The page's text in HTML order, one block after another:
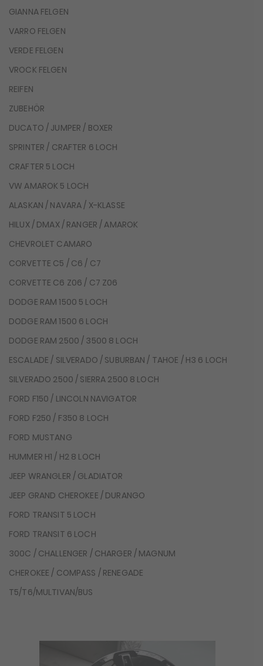
GIANNA FELGEN
VARRO FELGEN
VERDE FELGEN
VROCK FELGEN
REIFEN
ZUBEHÖR
DUCATO / JUMPER / BOXER
SPRINTER / CRAFTER 6 LOCH
CRAFTER 5 LOCH
VW AMAROK 5 LOCH
ALASKAN / NAVARA / X-KLASSE
HILUX / DMAX / RANGER / AMAROK
CHEVROLET CAMARO
CORVETTE C5 / C6 / C7
CORVETTE C6 Z06 / C7 Z06
DODGE RAM 1500 5 LOCH
DODGE RAM 1500 6 LOCH
DODGE RAM 2500 / 3500 8 LOCH
ESCALADE / SILVERADO / SUBURBAN / TAHOE / H3 6 LOCH
SILVERADO 2500 / SIERRA 2500 8 LOCH
FORD F150 / LINCOLN NAVIGATOR
FORD F250 / F350 8 LOCH
FORD MUSTANG
HUMMER H1 / H2 8 LOCH
JEEP WRANGLER / GLADIATOR
JEEP GRAND CHEROKEE / DURANGO
FORD TRANSIT 5 LOCH
FORD TRANSIT 6 LOCH
300C / CHALLENGER / CHARGER / MAGNUM
CHEROKEE / COMPASS / RENEGADE
T5/T6/MULTIVAN/BUS